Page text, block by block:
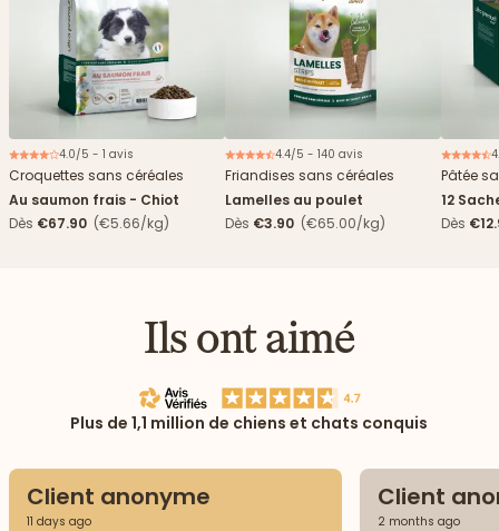
4.0/5 - 1 avis
Croquettes sans céréales
Au saumon frais - Chiot
Dès €67.90 (€5.66/kg)
4.4/5 - 140 avis
Friandises sans céréales
Lamelles au poulet
Dès €3.90 (€65.00/kg)
Pâtée
12
Dès
Ils ont aimé
Plus de 1,1 million de chiens et chats conquis
Client anonyme
11 days ago
Client
2 months ago